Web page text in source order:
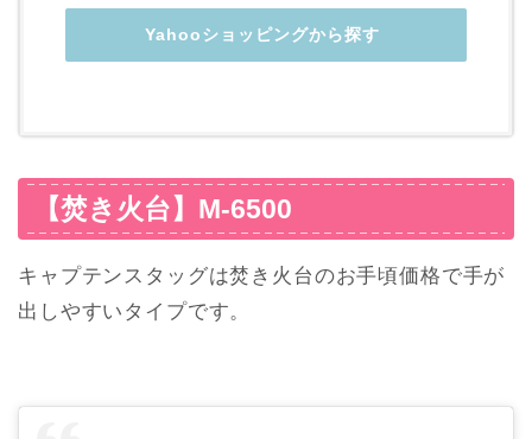
Yahooショッピングから探す
【焚き火台】M-6500
キャプテンスタッグは焚き火台のお手頃価格で手が
出しやすいタイプです。